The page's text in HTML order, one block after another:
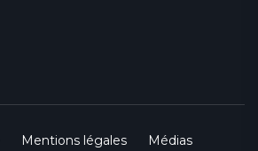
Mentions légales
Médias